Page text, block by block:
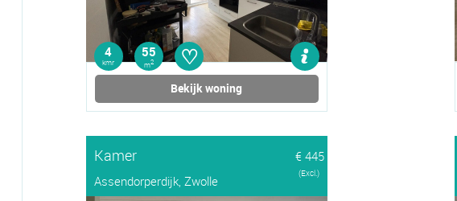
4
kmr
55
m2 ♡
Bekijk woning
Kamer
€ 445
Assendorperdijk, Zwolle
(Excl.)